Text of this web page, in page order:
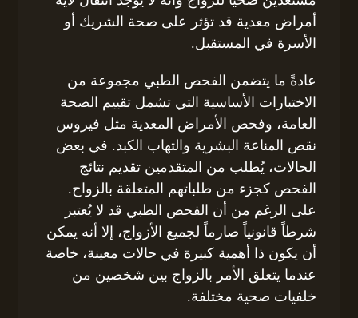
أمراض معدية قد تؤثر على صحة الشريك أو
الأسرة في المستقبل.
عادةً ما يتضمن الفحص الطبي مجموعة من
الاختبارات الأساسية التي تشمل تقييم الصحة
العامة، وفحص الأمراض المعدية مثل فيروس
نقص المناعة البشرية والتهاب الكبد. في بعض
الحالات، يُطلب من المتقدمين تقديم نتائج
الفحص كجزء من طلباتهم المتعلقة بالزواج.
على الرغم من أن الفحص الطبي قد لا يُعتبر
شرطاً قانونياً صارماً لجميع الأزواج، إلا أنه يمكن
أن يكون ذا أهمية كبيرة في حالات معينة، خاصة
عندما يتعلق الأمر بالزواج بين شخصين من
خلفيات صحية مختلفة.